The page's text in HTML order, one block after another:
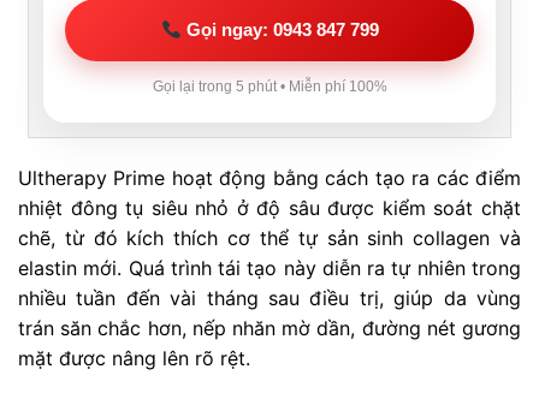
Gọi ngay: 0943 847 799
Gọi lại trong 5 phút • Miễn phí 100%
Ultherapy Prime hoạt động bằng cách tạo ra các điểm
nhiệt đông tụ siêu nhỏ ở độ sâu được kiểm soát chặt
chẽ, từ đó kích thích cơ thể tự sản sinh collagen và
elastin mới. Quá trình tái tạo này diễn ra tự nhiên trong
nhiều tuần đến vài tháng sau điều trị, giúp da vùng
trán săn chắc hơn, nếp nhăn mờ dần, đường nét gương
mặt được nâng lên rõ rệt.